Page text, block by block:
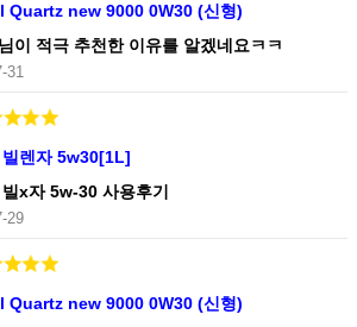
Quartz new 9000 0W30 (신형)
이 적극 추천한 이유를 알겠네요ㅋㅋ
31
렌자 5w30[1L]
x자 5w-30 사용후기
29
Quartz new 9000 0W30 (신형)